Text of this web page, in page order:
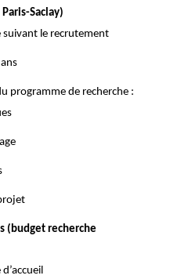
Saclay)
suivant le recrutement
programme de recherche :
(budget recherche